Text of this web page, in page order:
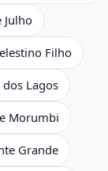
Julho
Filho
dos Lagos
Morumbi
Grande